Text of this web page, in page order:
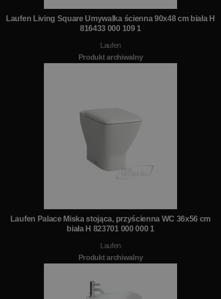
Laufen Living Square Umywalka ścienna 90x48 cm biała H
816433 000 109 1
Laufen
Produkt archiwalny
Laufen Palace Miska stojąca, przyścienna WC 36x56 cm
biała H 823701 000 000 1
Laufen
Produkt archiwalny